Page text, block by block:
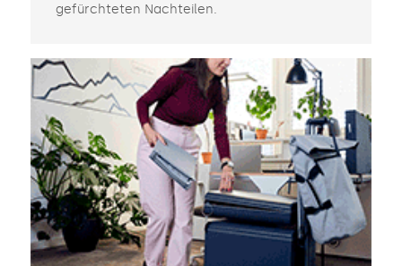
gefürchteten Nachteilen.